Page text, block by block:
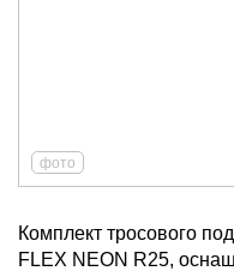
фото
Комплект тросового
FLEX NEON R25,